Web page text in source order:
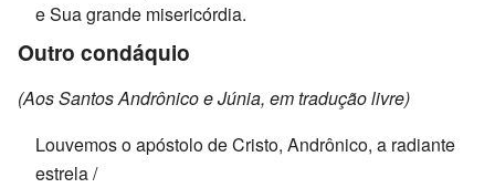
e Sua grande misericórdia.
Outro condáquio
(Aos Santos Andrônico e Júnia, em tradução livre)
Louvemos o apóstolo de Cristo, Andrônico, a radiante
estrela /